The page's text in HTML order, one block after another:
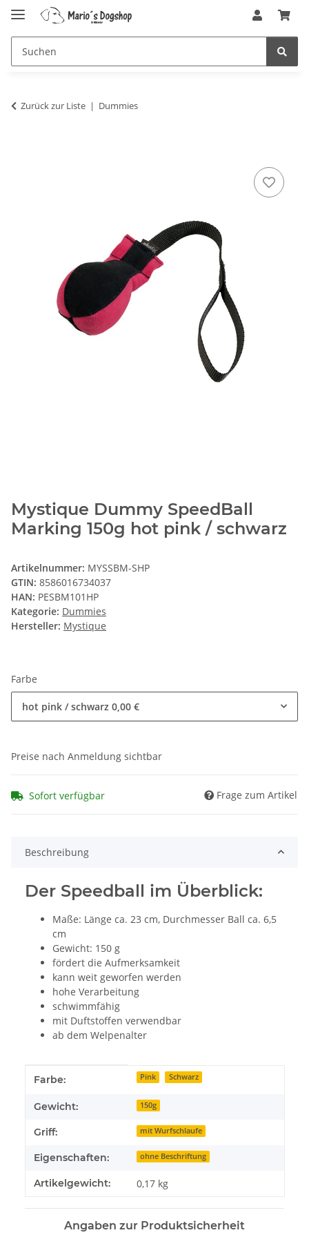
Zurück zur Liste Dummies
Mystique Dummy SpeedBall
Marking 150g hot pink / schwarz
Artikelnummer: MYSSBM-SHP
GTIN: 8586016734037
HAN: PESBM101HP
Kategorie: Dummies
Hersteller: Mystique
Farbe
hot pink / schwarz 0,00 €
Preise nach Anmeldung sichtbar
Sofort verfügbar Frage zum Artikel
Beschreibung
Der Speedball im Überblick:
Maße: Länge ca. 23 cm, Durchmesser Ball ca. 6,5
cm
Gewicht: 150 g
fördert die Aufmerksamkeit
kann weit geworfen werden
hohe Verarbeitung
schwimmfähig
mit Duftstoffen verwendbar
ab dem Welpenalter
Produkteigenschaft
Wert
Farbe: Pink Schwarz
Gewicht: 150g
Griff: mit Wurfschlaufe
Eigenschaften: ohne Beschriftung
Artikelgewicht: 0,17 kg
Angaben zur Produktsicherheit